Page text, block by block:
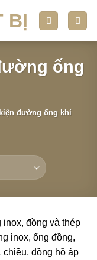
ống
đường ống khí
đồng và thép
inox, ống đồng,
chiều, đồng hồ áp